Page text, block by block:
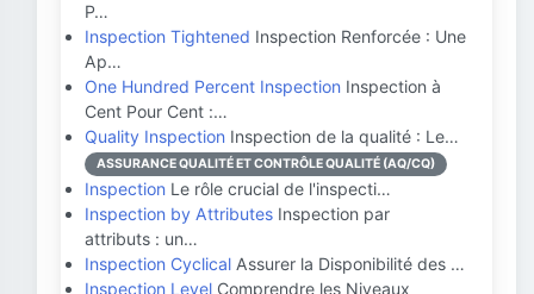
P…
Inspection Tightened Inspection Renforcée : Une
Ap…
One Hundred Percent Inspection Inspection à
Cent Pour Cent :…
Quality Inspection Inspection de la qualité : Le…
ASSURANCE QUALITÉ ET CONTRÔLE QUALITÉ (AQ/CQ)
Inspection Le rôle crucial de l'inspecti…
Inspection by Attributes Inspection par
attributs : un…
Inspection Cyclical Assurer la Disponibilité des …
Inspection Level Comprendre les Niveaux